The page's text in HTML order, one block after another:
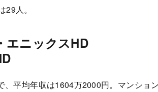
人。
エニックスHD
平均年収は1604万2000円。マンショ